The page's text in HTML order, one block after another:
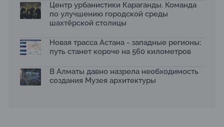
Центр урбанистики Караганды. Команда
по улучшению городской среды
шахтёрской столицы
Новая трасса Астана - западные регионы:
путь станет короче на 560 километров
В Алматы давно назрела необходимость
создания Музея архитектуры